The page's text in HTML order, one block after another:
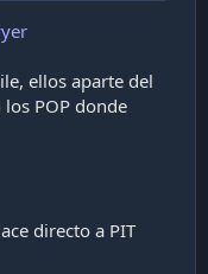
ellos aparte del
POP donde
directo a PIT